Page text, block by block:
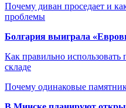
Почему диван проседает и
проблемы
Болгария выиграла
Как правильно использовать
складе
Почему одинаковые